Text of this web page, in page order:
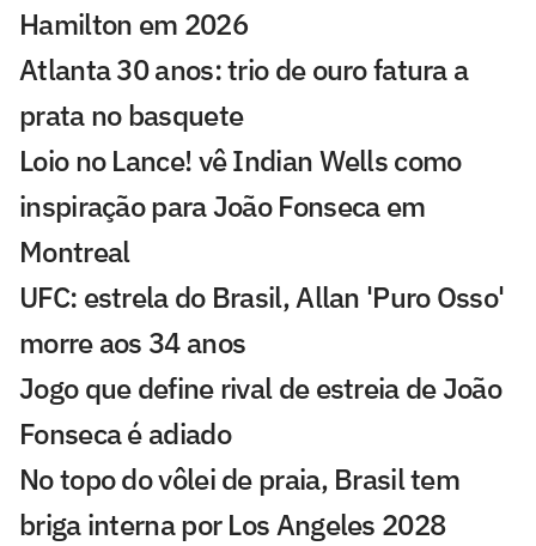
Hamilton em 2026
Atlanta 30 anos: trio de ouro fatura a
prata no basquete
Loio no Lance! vê Indian Wells como
inspiração para João Fonseca em
Montreal
UFC: estrela do Brasil, Allan 'Puro Osso'
morre aos 34 anos
Jogo que define rival de estreia de João
Fonseca é adiado
No topo do vôlei de praia, Brasil tem
briga interna por Los Angeles 2028